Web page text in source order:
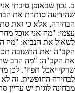
ב. נכון שבאופן סיבתי
שהידיעה סותרת את
הבחירה, אלא כי זאת
עצמי: "מה אני אוכל
לשאול את הנביא: "מה
הקב"ה ואת התשובה
את הקב"ה: "מה הרב
שרקי יאכל תפוז". לכן
לבחירה החופשית. זה
מבחינה לוגית יש עדיין